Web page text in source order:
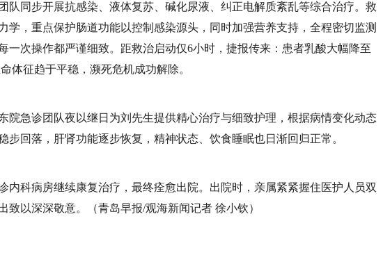
队同步开展抗感染、液体复苏、碱化尿液、纠正电解质紊乱等综合治疗。救
学，重点保护肠道功能以控制感染源头，同时加强营养支持，全程密切监测
一次操作都严谨细致。距救治启动仅6小时，捷报传来：患者乳酸大幅降至
体征趋于平稳，濒死危机成功解除。
院急诊团队夜以继日为刘先生提供精心治疗与细致护理，根据病情变化动态
步回落，肝肾功能逐步恢复，精神状态、饮食睡眠也日渐回归正常。
内科病房继续康复治疗，最终痊愈出院。出院时，亲属紧紧握住医护人员双
以深深敬意。（青岛早报/观海新闻记者 徐小钦）